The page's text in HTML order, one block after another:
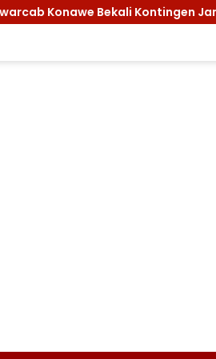
Bekali Kontingen Jamnas